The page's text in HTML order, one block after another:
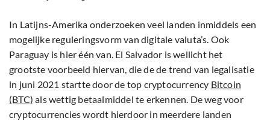
In Latijns-Amerika onderzoeken veel landen inmiddels een
mogelijke reguleringsvorm van digitale valuta’s. Ook
Paraguay is hier één van. El Salvador is wellicht het
grootste voorbeeld hiervan, die de de trend van legalisatie
in juni 2021 startte door de top cryptocurrency Bitcoin
(BTC) als wettig betaalmiddel te erkennen. De weg voor
cryptocurrencies wordt hierdoor in meerdere landen